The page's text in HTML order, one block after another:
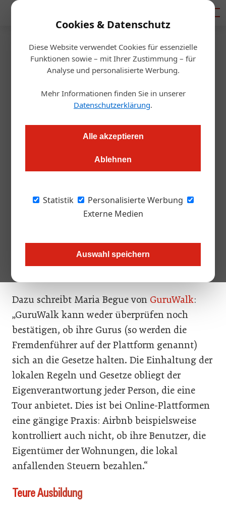
Cookies & Datenschutz
Diese Website verwendet Cookies für essenzielle
Funktionen sowie – mit Ihrer Zustimmung – für
Analyse und personalisierte Werbung.
Mehr Informationen finden Sie in unserer
Datenschutzerklärung.
Alle akzeptieren
Ablehnen
Statistik
Personalisierte Werbung
Externe Medien
Auswahl speichern
Startseite/Gastro & Hotel
Sharing Economy: Müssen
Fremdenführer wirklich geprüft
sein?
Fremdenführer – lizensierte und nicht-lizensierte. Sechs ihrer
Wiener nicht-lizensierten Guides haben jetzt
bekommen: Laut Gesetz dürfen nur Personen, die eine
offizielle Lizenz erworben haben, als Fremdenführer tätig
sein.
Dazu schreibt Maria Begue von GuruWalk:
„GuruWalk kann weder überprüfen noch
bestätigen, ob ihre Gurus (so werden die
Fremdenführer auf der Plattform genannt)
sich an die Gesetze halten. Die Einhaltung der
lokalen Regeln und Gesetze obliegt der
Eigenverantwortung jeder Person, die eine
Tour anbietet. Dies ist bei Online-Plattformen
eine gängige Praxis: Airbnb beispielsweise
kontrolliert auch nicht, ob ihre Benutzer, die
Eigentümer der Wohnungen, die lokal
anfallenden Steuern bezahlen.“
Teure Ausbildung